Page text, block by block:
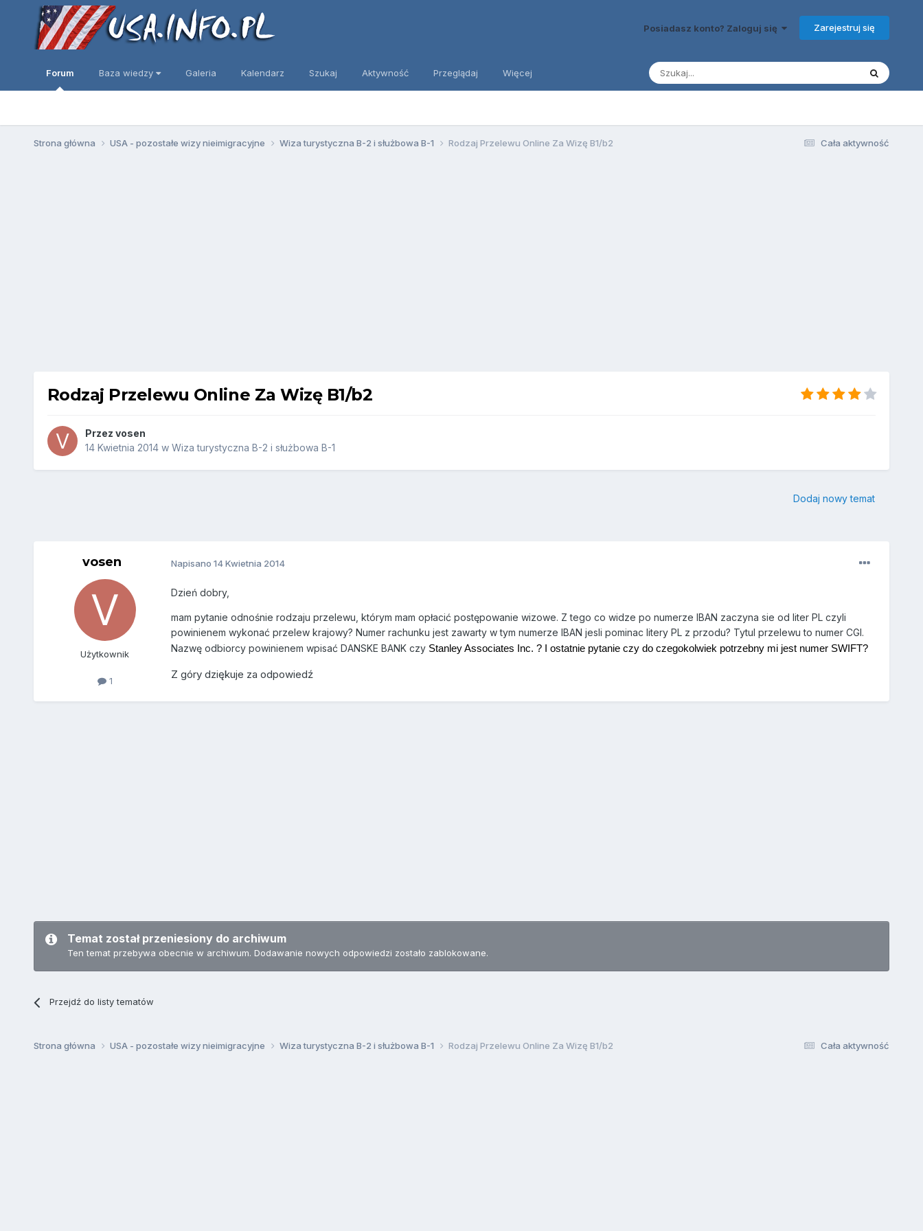
Posiadasz konto? Zaloguj się Zarejestruj się
Forum Baza wiedzy Galeria Kalendarz Szukaj Aktywność Przeglądaj Więcej
Cała aktywność
Strona główna USA - pozostałe wizy nieimigracyjne Wiza turystyczna B-2 i służbowa B-1 Rodzaj Przelewu Online Za Wizę B1/b2
Rodzaj Przelewu Online Za Wizę B1/b2
Przez vosen
14 Kwietnia 2014w Wiza turystyczna B-2 i służbowa B-1
Dodaj nowy temat
vosen
Użytkownik
1
Napisano 14 Kwietnia 2014
Dzień dobry,
mam pytanie odnośnie rodzaju przelewu, którym mam opłacić postępowanie wizowe. Z tego co widze po numerze IBAN zaczyna sie od liter PL czyli
powinienem wykonać przelew krajowy? Numer rachunku jest zawarty w tym numerze IBAN jesli pominac litery PL z przodu? Tytul przelewu to numer CGI.
Nazwę odbiorcy powinienem wpisać DANSKE BANK czy Stanley Associates Inc. ? I ostatnie pytanie czy do czegokolwiek potrzebny mi jest numer SWIFT?
Z góry dziękuje za odpowiedź
Temat został przeniesiony do archiwum
Ten temat przebywa obecnie w archiwum. Dodawanie nowych odpowiedzi zostało zablokowane.
Przejdź do listy tematów
Cała aktywność
Strona główna USA - pozostałe wizy nieimigracyjne Wiza turystyczna B-2 i służbowa B-1 Rodzaj Przelewu Online Za Wizę B1/b2